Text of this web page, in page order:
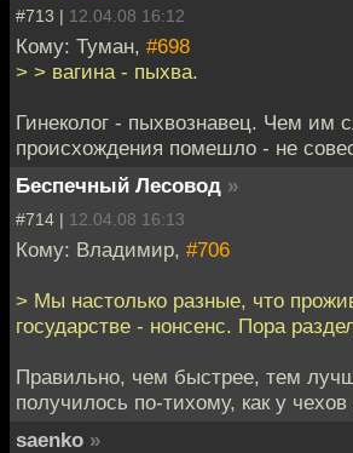
#713 | 12.04.08 16:12
Кому: Туман, #698
> > вагина - пыхва.
Гинеколог - пыхвознавец. Чем им
происхождения помешло - не
Беспечный Лесовод »
#714 | 12.04.08 16:13
Кому: Владимир, #706
> Мы настолько разные, что
государстве - нонсенс. Пора
Правильно, чем быстрее, тем
получилось по-тихому, как у
saenko »